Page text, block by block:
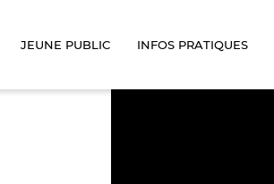
JEUNE PUBLIC INFOS PRATIQUES